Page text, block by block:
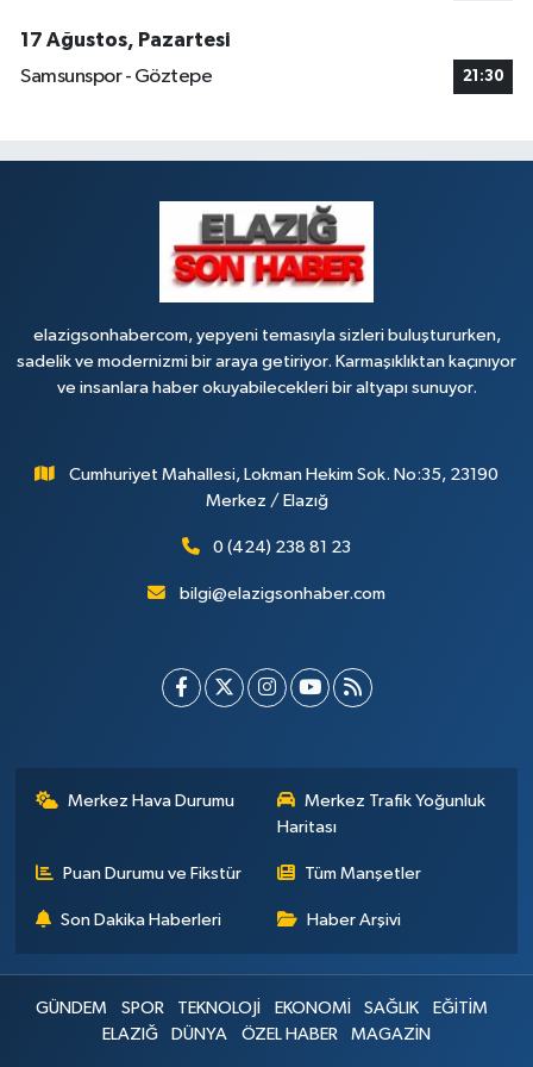
17 Ağustos, Pazartesi
Samsunspor - Göztepe
21:30
elazigsonhabercom, yepyeni temasıyla sizleri buluştururken,
sadelik ve modernizmi bir araya getiriyor. Karmaşıklıktan kaçınıyor
ve insanlara haber okuyabilecekleri bir altyapı sunuyor.
Cumhuriyet Mahallesi, Lokman Hekim Sok. No:35, 23190
Merkez / Elazığ
0 (424) 238 81 23
bilgi@elazigsonhaber.com
Merkez Hava Durumu
Merkez Trafik Yoğunluk
Haritası
Puan Durumu ve Fikstür Tüm Manşetler
Son Dakika Haberleri Haber Arşivi
GÜNDEM SPOR TEKNOLOJİ EKONOMİ SAĞLIK
EĞİTİM
ELAZIĞ
DÜNYA ÖZEL HABER MAGAZİN